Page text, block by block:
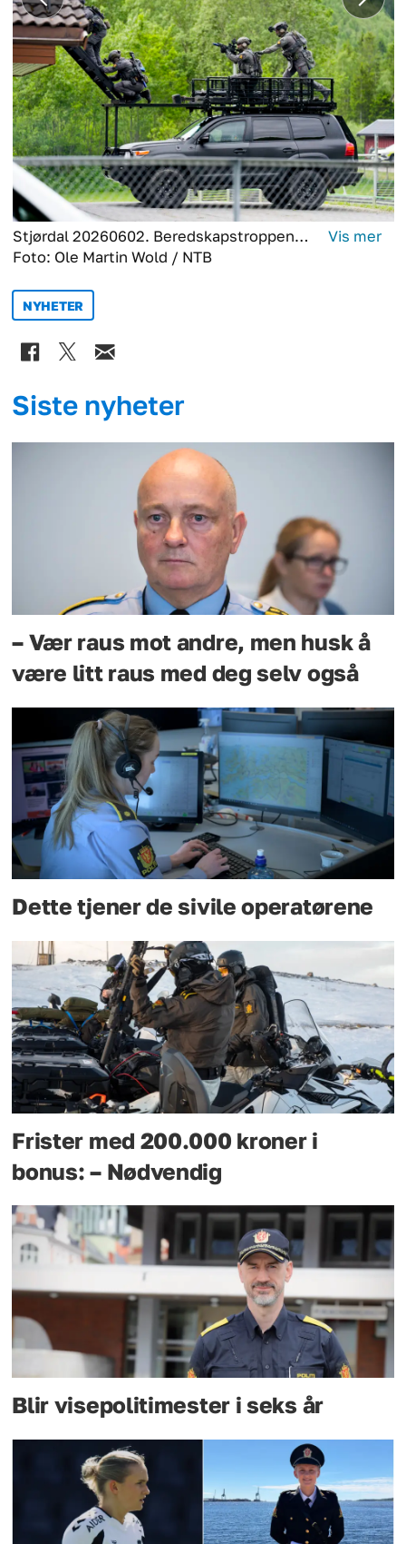
Stjørdal 20260602. Beredskapstroppen tar seg inn i bygningen under demonstrasjon av politiets kontraterror-kapasiteter under øvelse Nordlys.
Foto: Ole Martin Wold / NTB
NYHETER
Siste nyheter
– Vær raus mot andre, men husk å
være litt raus med deg selv også
Dette tjener de sivile operatørene
Frister med 200.000 kroner i
bonus: – Nødvendig
Blir visepolitimester i seks år